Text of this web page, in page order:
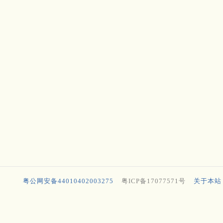
粤公网安备44010402003275 粤ICP备17077571号 关于本站